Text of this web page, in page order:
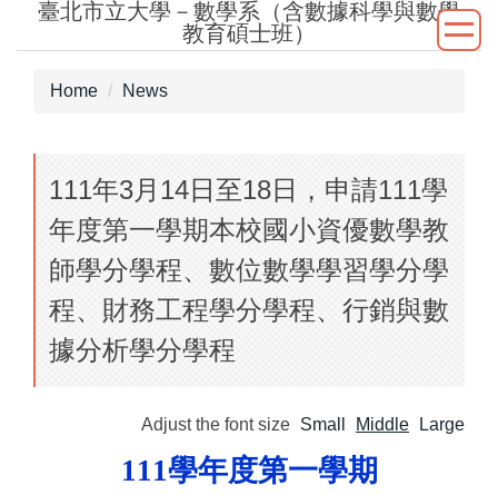
Jump
block
臺北市立大學－數學系（含數據科學與數學
教育碩士班）
Home News
111年3月14日至18日，申請111學
年度第一學期本校國小資優數學教
師學分學程、數位數學學習學分學
程、財務工程學分學程、行銷與數
據分析學分學程
Adjust the font size Small Middle Large
111學年度第一學期